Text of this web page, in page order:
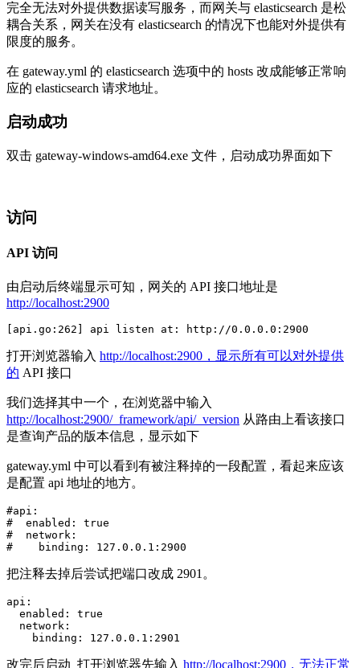
完全无法对外提供数据读写服务，而网关与 elasticsearch 是松
耦合关系，网关在没有 elasticsearch 的情况下也能对外提供有
限度的服务。
在 gateway.yml 的 elasticsearch 选项中的 hosts 改成能够正常响
应的 elasticsearch 请求地址。
启动成功
双击 gateway-windows-amd64.exe 文件，启动成功界面如下
访问
API 访问
由启动后终端显示可知，网关的 API 接口地址是
http://localhost:2900
[api.go:262] api listen at: http://0.0.0.0:2900
打开浏览器输入 http://localhost:2900，显示所有可以对外提供
的 API 接口
我们选择其中一个，在浏览器中输入
http://localhost:2900/_framework/api/_version 从路由上看该接口
是查询产品的版本信息，显示如下
gateway.yml 中可以看到有被注释掉的一段配置，看起来应该
是配置 api 地址的地方。
#api:
#  enabled: true
#  network:
#    binding: 127.0.0.1:2900
把注释去掉后尝试把端口改成 2901。
api:
  enabled: true
  network:
    binding: 127.0.0.1:2901
改完后启动 打开浏览器先输入 http://localhost:2900，无法正常